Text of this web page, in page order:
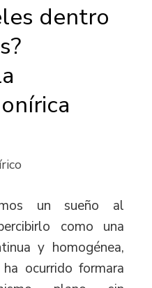
dentro
un sueño al
como una
y homogénea,
ocurrido formara